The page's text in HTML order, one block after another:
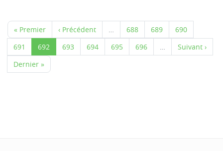
« Premier ‹ Précédent 688 689
690
691
692 693 694 695 696
Suivant ›
Dernier »